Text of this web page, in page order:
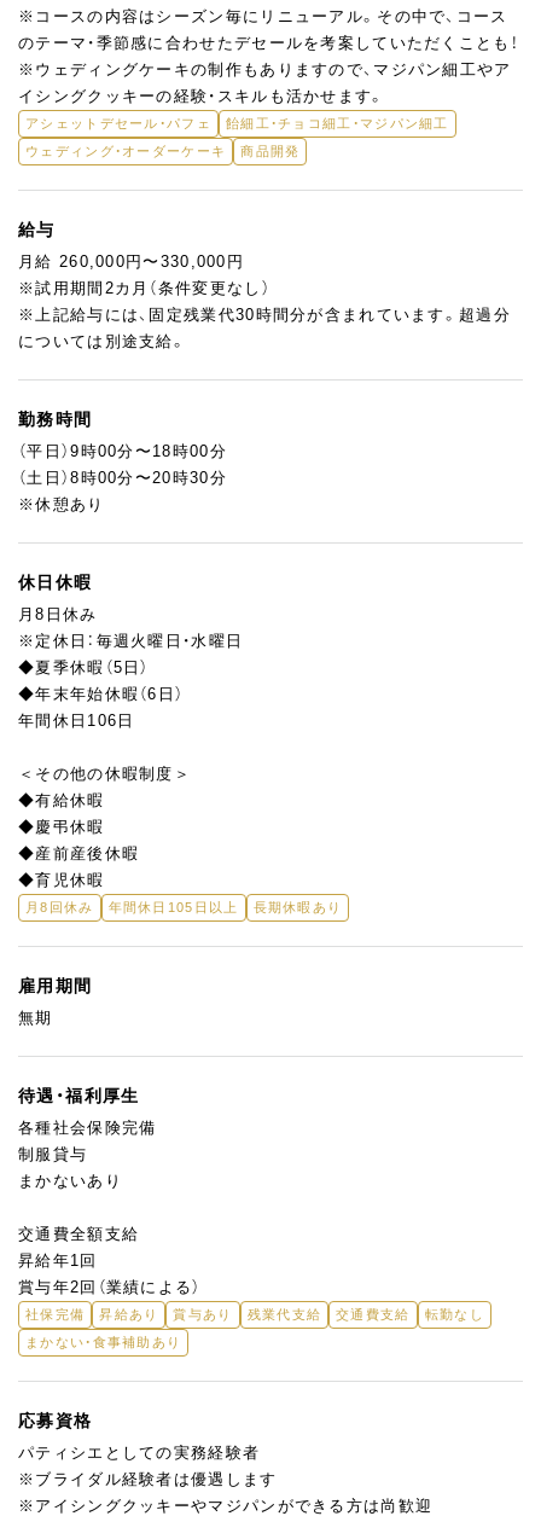
※コースの内容はシーズン毎にリニューアル。その中で、コース
のテーマ・季節感に合わせたデセールを考案していただくことも！
※ウェディングケーキの制作もありますので、マジパン細工やア
イシングクッキーの経験・スキルも活かせます。
アシェットデセール・パフェ
飴細工・チョコ細工・マジパン細工
ウェディング・オーダーケーキ
商品開発
給与
月給 260,000円〜330,000円
※試用期間2カ月（条件変更なし）
※上記給与には、固定残業代30時間分が含まれています。超過分
については別途支給。
勤務時間
（平日）9時00分〜18時00分
（土日）8時00分〜20時30分
※休憩あり
休日休暇
月8日休み
※定休日：毎週火曜日・水曜日
◆夏季休暇（5日）
◆年末年始休暇（6日）
年間休日106日
＜その他の休暇制度＞
◆有給休暇
◆慶弔休暇
◆産前産後休暇
◆育児休暇
月8回休み 年間休日105日以上 長期休暇あり
雇用期間
無期
待遇・福利厚生
各種社会保険完備
制服貸与
まかないあり
交通費全額支給
昇給年1回
賞与年2回（業績による）
社保完備 昇給あり 賞与あり 残業代支給 交通費支給
転勤なし
まかない・食事補助あり
応募資格
パティシエとしての実務経験者
※ブライダル経験者は優遇します
※アイシングクッキーやマジパンができる方は尚歓迎